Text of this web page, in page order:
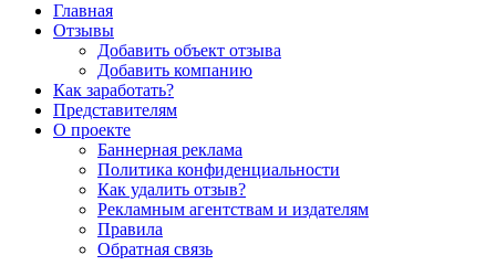
Главная
Отзывы
Добавить объект отзыва
Добавить компанию
Как заработать?
Представителям
О проекте
Баннерная реклама
Политика конфиденциальности
Как удалить отзыв?
Рекламным агентствам и издателям
Правила
Обратная связь